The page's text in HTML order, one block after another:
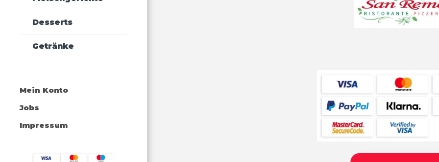
Desserts
Getränke
Mein Konto
Jobs
Impressum